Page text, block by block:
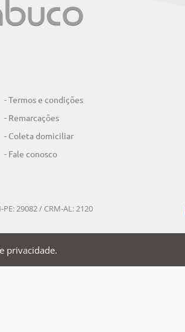
privacidade.
- Termos e condições
- Remarcações
- Coleta domiciliar
- Fale conosco
29082 / CRM-AL: 2120